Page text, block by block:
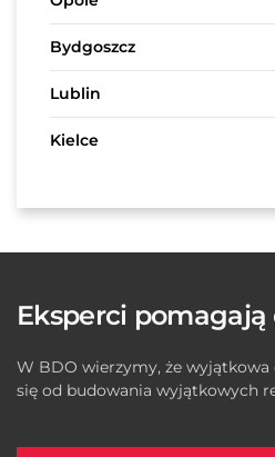
Bydgoszcz
Lublin
Kielce
Eksperci
W BDO wierzymy, że wyjątkowa
się od budowania wyjątkowych